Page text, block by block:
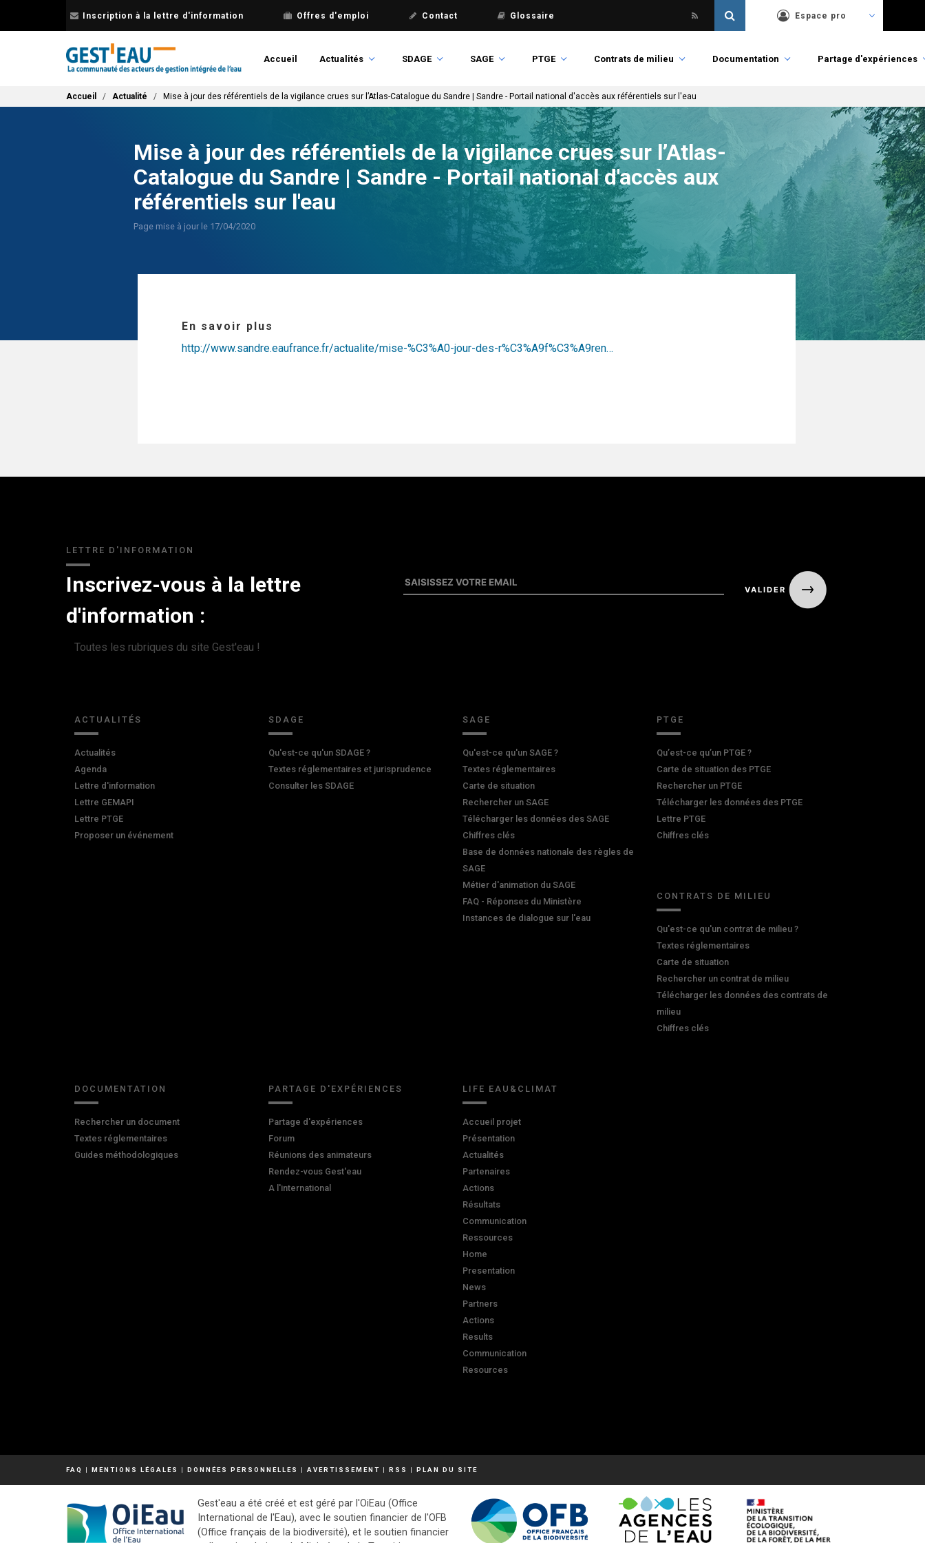
Inscription à la lettre d'information Offres d'emploi Contact Glossaire Espace pro
Accueil Actualités SDAGE SAGE PTGE Contrats de milieu Documentation Partage d'expériences
Fil d'Ariane
Accueil Actualité Mise à jour des référentiels de la vigilance crues sur l’Atlas-Catalogue du Sandre | Sandre - Portail national d'accès aux référentiels sur l'eau
Mise à jour des référentiels de la vigilance crues sur l’Atlas-
Catalogue du Sandre | Sandre - Portail national d'accès aux
référentiels sur l'eau
Page mise à jour le 17/04/2020
En savoir plus
http://www.sandre.eaufrance.fr/actualite/mise-%C3%A0-jour-des-r%C3%A9f%C3%A9ren…
LETTRE D'INFORMATION
Inscrivez-vous à la lettre
d'information :
Toutes les rubriques du site Gest'eau !
ACTUALITÉS
Actualités
Agenda
Lettre d'information
Lettre GEMAPI
Lettre PTGE
Proposer un événement
SDAGE
Qu'est-ce qu'un SDAGE ?
Textes réglementaires et jurisprudence
Consulter les SDAGE
SAGE
Qu'est-ce qu'un SAGE ?
Textes réglementaires
Carte de situation
Rechercher un SAGE
Télécharger les données des SAGE
Chiffres clés
Base de données nationale des règles de
SAGE
Métier d'animation du SAGE
FAQ - Réponses du Ministère
Instances de dialogue sur l'eau
PTGE
Qu’est-ce qu’un PTGE ?
Carte de situation des PTGE
Rechercher un PTGE
Télécharger les données des PTGE
Lettre PTGE
Chiffres clés
CONTRATS DE MILIEU
Qu'est-ce qu'un contrat de milieu ?
Textes réglementaires
Carte de situation
Rechercher un contrat de milieu
Télécharger les données des contrats de
milieu
Chiffres clés
DOCUMENTATION
Rechercher un document
Textes réglementaires
Guides méthodologiques
PARTAGE D'EXPÉRIENCES
Partage d'expériences
Forum
Réunions des animateurs
Rendez-vous Gest'eau
A l'international
LIFE EAU&CLIMAT
Accueil projet
Présentation
Actualités
Partenaires
Actions
Résultats
Communication
Ressources
Home
Presentation
News
Partners
Actions
Results
Communication
Resources
FAQ | MENTIONS LÉGALES | DONNÉES PERSONNELLES | AVERTISSEMENT | RSS | PLAN DU SITE
Gest'eau a été créé et est géré par l'OiEau (Office
International de l'Eau), avec le soutien financier de l'OFB
(Office français de la biodiversité), et le soutien financier